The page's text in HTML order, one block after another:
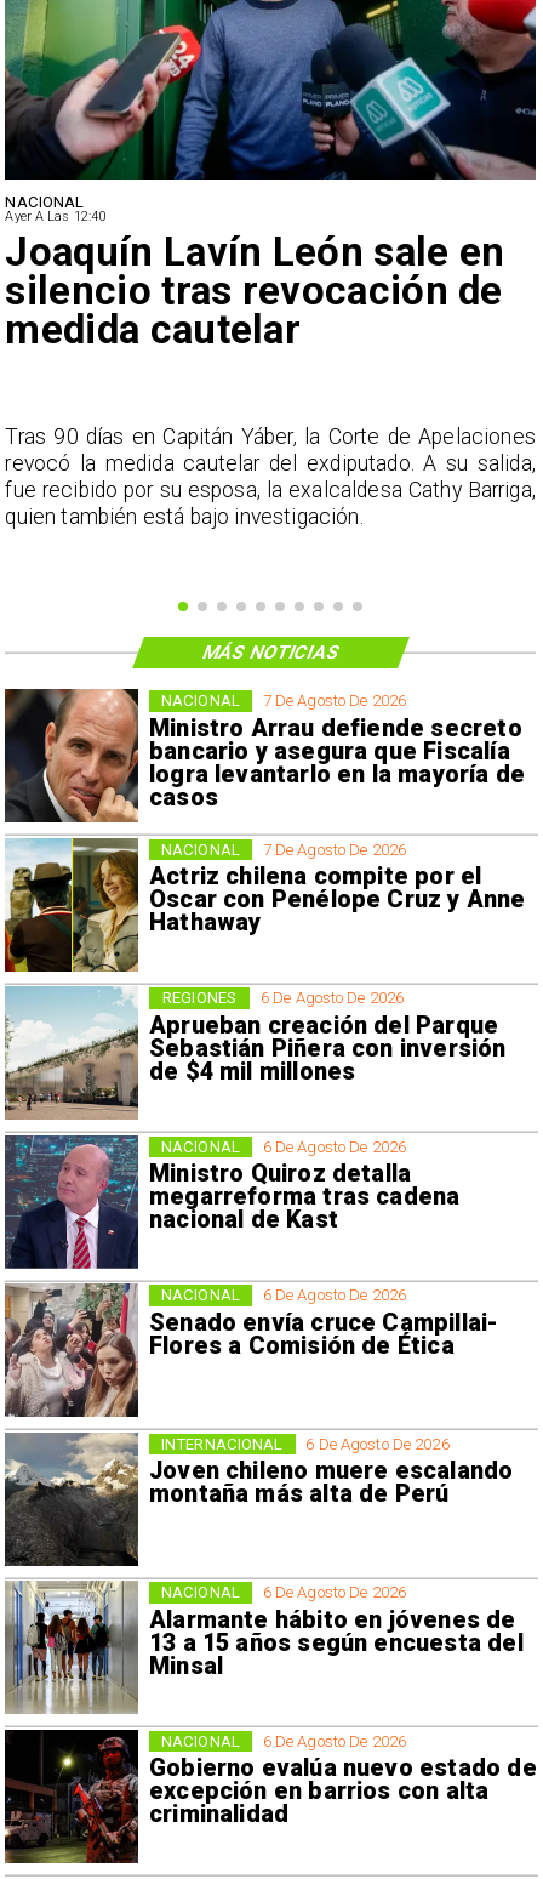
NACIONAL
Ayer A Las 12:40
Joaquín Lavín León sale en
silencio tras revocación de
medida cautelar
Tras 90 días en Capitán Yáber, la Corte de Apelaciones
revocó la medida cautelar del exdiputado. A su salida,
fue recibido por su esposa, la exalcaldesa Cathy Barriga,
quien también está bajo investigación.
7 De Agosto De 2026
Ministro Arrau defiende secreto
bancario y asegura que Fiscalía
logra levantarlo en la mayoría de
casos
NACIONAL
7 De Agosto De 2026
Actriz chilena compite por el
Oscar con Penélope Cruz y Anne
Hathaway
NACIONAL
6 De Agosto De 2026
Aprueban creación del Parque
Sebastián Piñera con inversión
de $4 mil millones
REGIONES
6 De Agosto De 2026
Ministro Quiroz detalla
megarreforma tras cadena
nacional de Kast
NACIONAL
6 De Agosto De 2026
Senado envía cruce Campillai-
Flores a Comisión de Ética
NACIONAL
6 De Agosto De 2026
Joven chileno muere escalando
montaña más alta de Perú
INTERNACIONAL
6 De Agosto De 2026
Alarmante hábito en jóvenes de
13 a 15 años según encuesta del
Minsal
NACIONAL
6 De Agosto De 2026
Gobierno evalúa nuevo estado de
excepción en barrios con alta
criminalidad
NACIONAL
MÁS NOTICIAS